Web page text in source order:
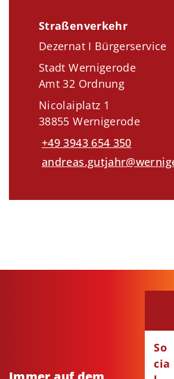
Straßenverkehr
Dezernat I Bürgerservice
Stadt Wernigerode
Amt 32 Ordnung
Nicolaiplatz 1
38855 Wernigerode
+49 3943 654 350
So
cia